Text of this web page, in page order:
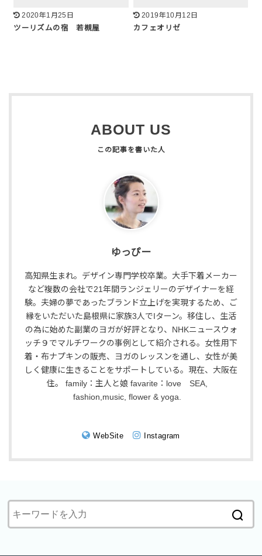
2020年1月25日
ツーリズムの宿 若槻屋
2019年10月12日
カフェオリゼ
ABOUT US
ゆっぴー
高知県生まれ。デザイン専門学校卒業。大手下着メーカー
など複数の会社で21年間ランジェリーのデザイナーを経
験。夫婦の夢であったブランド立上げを実現するため、ご
縁をいただいた島根県に家族3人でIターン。移住し、生活
の為に始めた副業のヨガが好評となり、NHKニュースウォ
ッチ９でマルチワークの事例として紹介される。女性用下
着・布ナプキンの販売、ヨガのレッスンを通し、女性が美
しく健康に生きることをサポートしている。現在、大阪在
住。 family：主人と娘 favarite：love SEA,
fashion,music, flower & yoga.
WebSite Instagram